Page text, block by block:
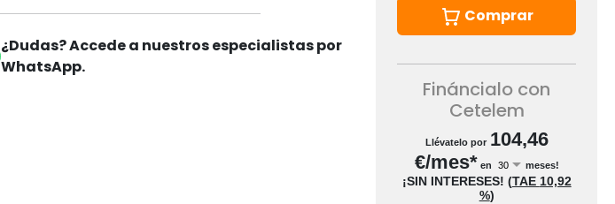
¿Dudas? Accede a nuestros especialistas por
WhatsApp.
Comprar
Fináncialo con
Cetelem
Llévatelo por 104,46
€/mes* en meses!
¡SIN INTERESES! (TAE 10,92
%)